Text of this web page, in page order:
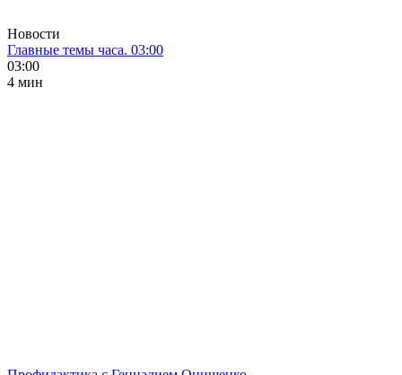
Новости
Главные темы часа. 03:00
03:00
4 мин